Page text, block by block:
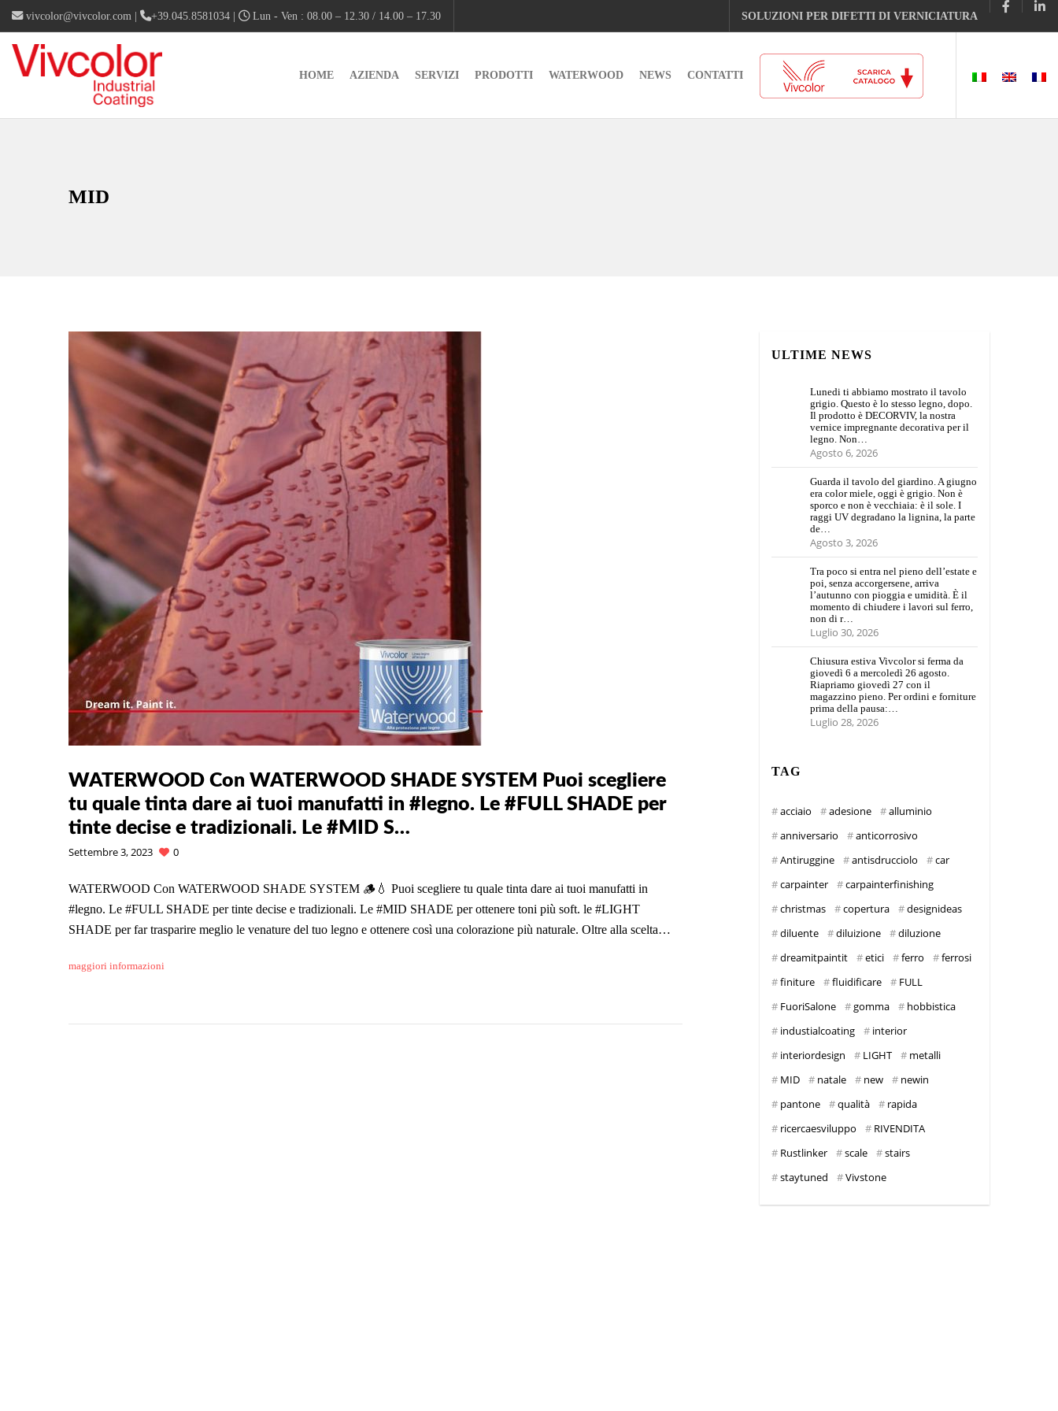
vivcolor@vivcolor.com | +39.045.8581034 | Lun - Ven : 08.00 – 12.30 / 14.00 – 17.30 SOLUZIONI PER DIFETTI DI VERNICIATURA
HOME AZIENDA SERVIZI PRODOTTI WATERWOOD NEWS CONTATTI
MID
WATERWOOD Con WATERWOOD SHADE SYSTEM Puoi scegliere
tu quale tinta dare ai tuoi manufatti in #legno. Le #FULL SHADE per
tinte decise e tradizionali. Le #MID S…
Settembre 3, 2023 0
WATERWOOD Con WATERWOOD SHADE SYSTEM 🪵💧 Puoi scegliere tu quale tinta dare ai tuoi manufatti in
#legno. Le #FULL SHADE per tinte decise e tradizionali. Le #MID SHADE per ottenere toni più soft. le #LIGHT
SHADE per far trasparire meglio le venature del tuo legno e ottenere così una colorazione più naturale. Oltre alla scelta…
maggiori informazioni
ULTIME NEWS
Lunedi ti abbiamo mostrato il tavolo
grigio. Questo è lo stesso legno, dopo.
Il prodotto è DECORVIV, la nostra
vernice impregnante decorativa per il
legno. Non…
Agosto 6, 2026
Guarda il tavolo del giardino. A giugno
era color miele, oggi è grigio. Non è
sporco e non è vecchiaia: è il sole. I
raggi UV degradano la lignina, la parte
de…
Agosto 3, 2026
Tra poco si entra nel pieno dell’estate e
poi, senza accorgersene, arriva
l’autunno con pioggia e umidità. È il
momento di chiudere i lavori sul ferro,
non di r…
Luglio 30, 2026
Chiusura estiva Vivcolor si ferma da
giovedì 6 a mercoledì 26 agosto.
Riapriamo giovedì 27 con il
magazzino pieno. Per ordini e forniture
prima della pausa:…
Luglio 28, 2026
TAG
acciaio adesione
alluminio
anniversario
anticorrosivo
Antiruggine
antisdrucciolo
car
carpainter
carpainterfinishing
christmas
copertura
designideas
diluente
diluizione
diluzione
dreamitpaintit
etici ferro
ferrosi
finiture
fluidificare
FULL
FuoriSalone
gomma
hobbistica
industialcoating
interior
interiordesign
LIGHT
metalli
MID
natale new
newin
pantone
qualità
rapida
ricercaesviluppo
RIVENDITA
Rustlinker
scale
stairs
staytuned
Vivstone